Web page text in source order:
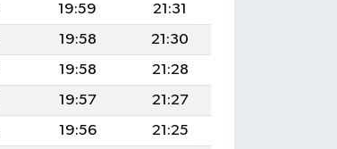
19:59
21:31
19:58
21:30
19:58
21:28
19:57
21:27
19:56
21:25